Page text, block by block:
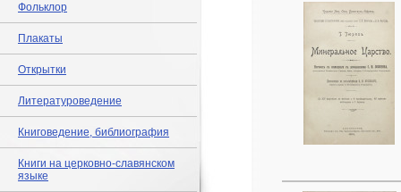
Фольклор
Плакаты
Открытки
Литературоведение
Книговедение, библиография
Книги на церковно-славянском
языке